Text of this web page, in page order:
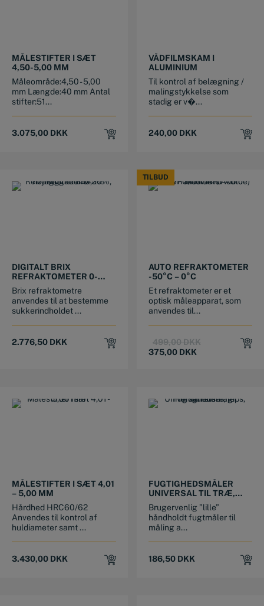
MÅLESTIFTER I SÆT
4,50-5,00 MM
Måleområde:4,50 - 5,00
mm Længde:40 mm Antal
stifter:51...
3.075,00 DKK
VÅDFILMSKAM I
ALUMINIUM
Til kontrol af belægning /
malingstykkelse som
stadig er v�...
240,00 DKK
DIGITALT BRIX
REFRAKTOMETER 0-
90%, NØJAGTIGHED
±0,2%
Brix refraktometre
anvendes til at bestemme
sukkerindholdet ...
2.776,50 DKK
TILBUD
TILBUD
AUTO REFRAKTOMETER
-50°C – 0°C
Et refraktometer er et
optisk måleapparat, som
anvendes til...
499,00DKKOriginal
375,00 DKK
Current
MÅLESTIFTER I SÆT 4,01
– 5,00 MM
Hårdhed HRC60/62
Anvendes til kontrol af
huldiameter samt ...
3.430,00 DKK
FUGTIGHEDSMÅLER
UNIVERSAL TIL TRÆ,
GIPS, MURSTEN
Brugervenlig ”lille”
håndholdt fugtmåler til
måling a...
186,50 DKK